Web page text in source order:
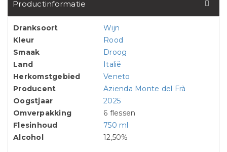
Productinformatie
Dranksoort
Wijn
Kleur
Rood
Smaak
Droog
Land
Italië
Herkomstgebied
Veneto
Producent
Azienda Monte del Frà
Oogstjaar
2025
Omverpakking
6 flessen
Flesinhoud
750 ml
Alcohol
12,50%